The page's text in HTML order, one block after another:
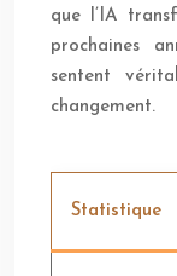
que l’IA
prochaines
sentent
changement.
Statistique